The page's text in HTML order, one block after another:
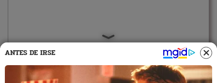
12:47 29/7/2022
ANTES DE IRSE